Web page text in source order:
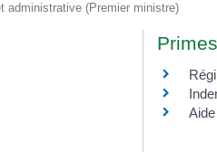
administrative (Premier ministre)